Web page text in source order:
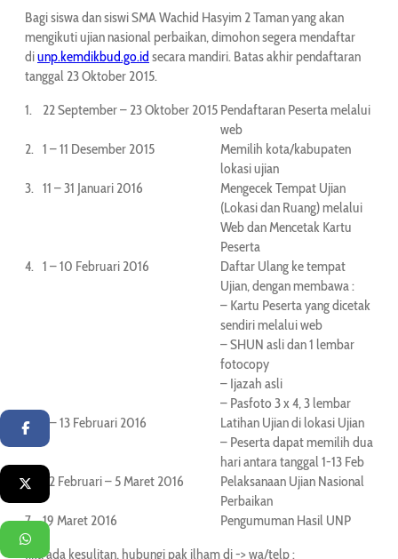
Bagi siswa dan siswi SMA Wachid Hasyim 2 Taman yang akan
mengikuti ujian nasional perbaikan, dimohon segera mendaftar
diunp.kemdikbud.go.id secara mandiri. Batas akhir pendaftaran
tanggal 23 Oktober 2015.
1.
22 September – 23 Oktober 2015 Pendaftaran Peserta melalui
web
2. 1 – 11 Desember 2015
Memilih kota/kabupaten
lokasi ujian
3. 11 – 31 Januari 2016
Mengecek Tempat Ujian
(Lokasi dan Ruang) melalui
Web dan Mencetak Kartu
Peserta
4. 1 – 10 Februari 2016
Daftar Ulang ke tempat
Ujian, dengan membawa :
– Kartu Peserta yang dicetak
sendiri melalui web
– SHUN asli dan 1 lembar
fotocopy
– Ijazah asli
– Pasfoto 3 x 4, 3 lembar
5.
1 – 13 Februari 2016
Latihan Ujian di lokasi Ujian
– Peserta dapat memilih dua
hari antara tanggal 1-13 Feb
6.
22 Februari – 5 Maret 2016
Pelaksanaan Ujian Nasional
Perbaikan
7. 19 Maret 2016
Pengumuman Hasil UNP
Jika ada kesulitan, hubungi pak ilham di -> wa/telp :
Facebook
Twitter